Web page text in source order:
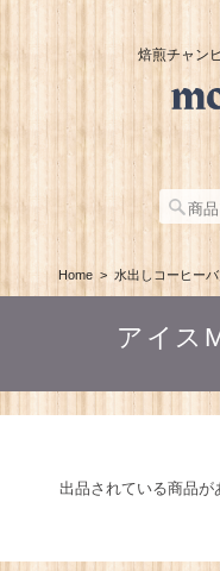
焙煎チャン
Home 水出しコーヒー
アイス
出品されている商品が